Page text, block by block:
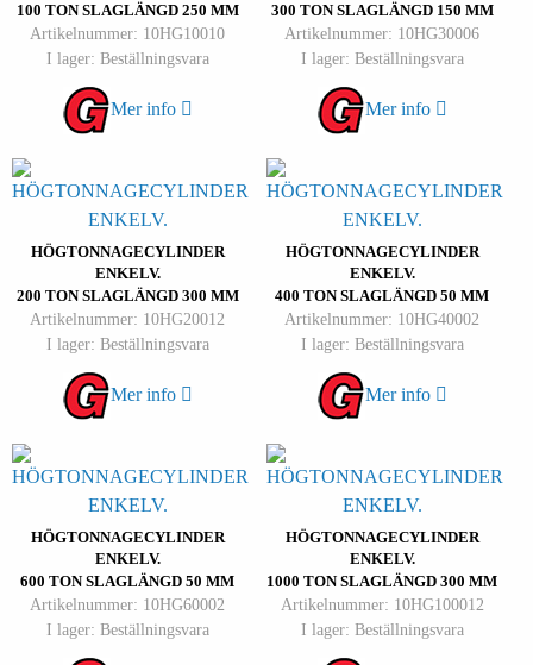
100 TON SLAGLÄNGD 250 MM
Artikelnummer: 10HG10010
I lager: Beställningsvara
Mer info
300 TON SLAGLÄNGD 150 MM
Artikelnummer: 10HG30006
I lager: Beställningsvara
Mer info
HÖGTONNAGECYLINDER
ENKELV.
200 TON SLAGLÄNGD 300 MM
Artikelnummer: 10HG20012
I lager: Beställningsvara
Mer info
HÖGTONNAGECYLINDER
ENKELV.
400 TON SLAGLÄNGD 50 MM
Artikelnummer: 10HG40002
I lager: Beställningsvara
Mer info
HÖGTONNAGECYLINDER
ENKELV.
600 TON SLAGLÄNGD 50 MM
Artikelnummer: 10HG60002
I lager: Beställningsvara
HÖGTONNAGECYLINDER
ENKELV.
1000 TON SLAGLÄNGD 300 MM
Artikelnummer: 10HG100012
I lager: Beställningsvara